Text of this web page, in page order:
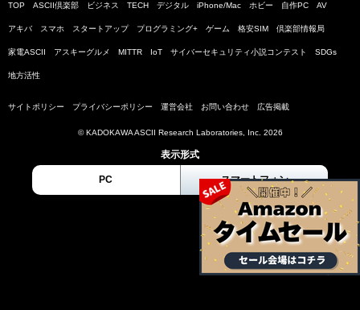
TOP ASCII倶楽部 ビジネス TECH デジタル iPhone/Mac ホビー 自作PC AV
アキバ スマホ スタートアップ プログラミング+ ゲーム 格安SIM 倶楽部情報局
家電ASCII アスキーグルメ MITTR IoT サイバーセキュリティ小説コンテスト SDGs
地方活性
サイトポリシー プライバシーポリシー 運営会社 お問い合わせ 広告掲載
© KADOKAWA ASCII Research Laboratories, Inc. 2026
表示形式
PC スマートフォン